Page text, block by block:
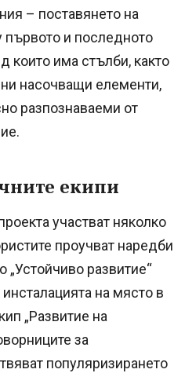
– поставянето на
първото и последното
които има стълби, както
насочващи елементи,
разпознаваеми от
екипи
участват няколко
проучват наредби
„Устойчиво развитие“
на място в
„Развитие на
за
популяризирането